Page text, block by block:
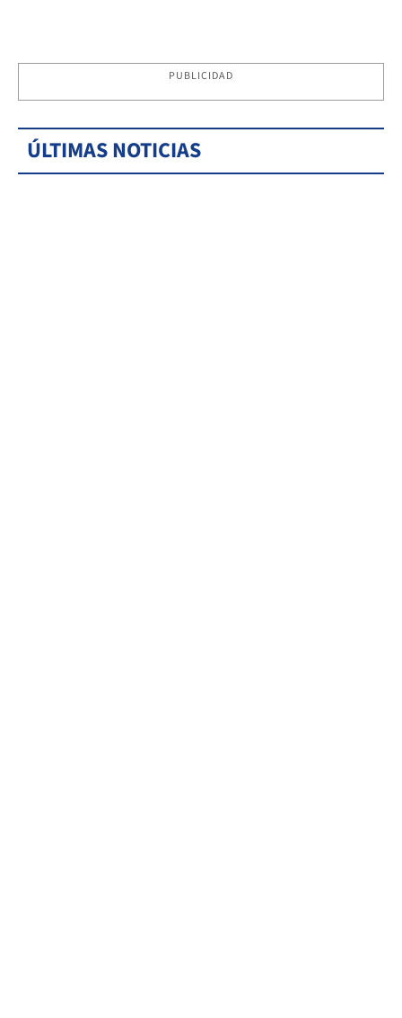
PUBLICIDAD
ÚLTIMAS NOTICIAS